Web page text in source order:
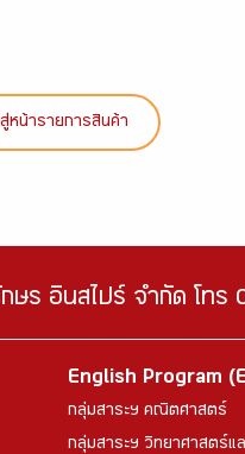
หน้ารายการสินค้า
ษร อินสไปร์ จำกัด โทร
English Program
กลุ่มสาระฯ คณิตศาสตร์
กลุ่มสาระฯ วิทยาศาสตร์แล